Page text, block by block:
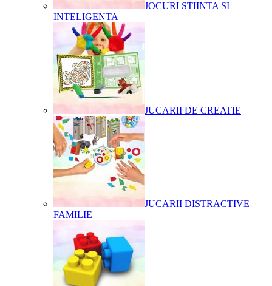
JOCURI STIINTA SI
INTELIGENTA
JUCARII DE CREATIE
JUCARII DISTRACTIVE
FAMILIE